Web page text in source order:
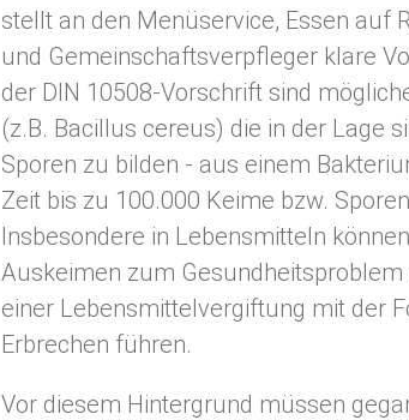
stellt an den Menüservice, Essen auf
und Gemeinschaftsverpfleger klare
der DIN 10508-Vorschrift sind
(z.B. Bacillus cereus) die in der Lage
Sporen zu bilden - aus einem
Zeit bis zu 100.000 Keime bzw.
Insbesondere in Lebensmitteln
Auskeimen zum Gesundheitsproblem
einer Lebensmittelvergiftung mit der
Erbrechen führen.
Vor diesem Hintergrund müssen